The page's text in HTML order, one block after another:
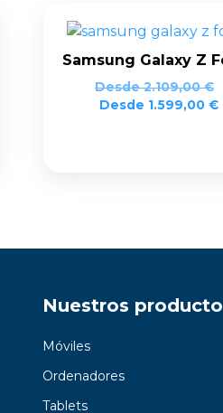
Samsung Galaxy Z
Desde2.109,00€
Desde 1.599,00 €
Nuestros
Móviles
Ordenadores
Tablets